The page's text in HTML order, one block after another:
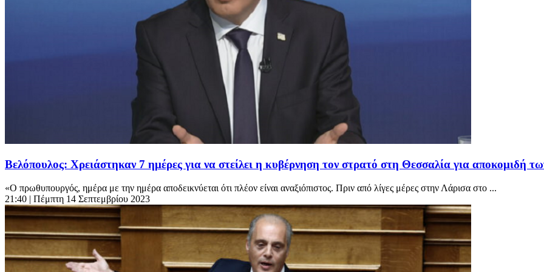
Βελόπουλος: Χρειάστηκαν 7 ημέρες για να στείλει η κυβέρνηση τον στρατό στη Θεσσαλία για αποκομιδή
«Ο πρωθυπουργός, ημέρα με την ημέρα αποδεικνύεται ότι πλέον είναι αναξιόπιστος. Πριν από λίγες μέρες στην Λάρισα στο ...
21:40 | Πέμπτη 14 Σεπτεμβρίου 2023